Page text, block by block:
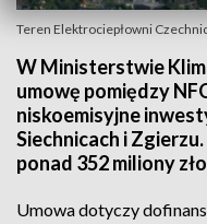
Teren Elektrociepłowni
W Ministerstwie
umowę pomiędzy
niskoemisyjne
Siechnicach i
ponad 352 miliony
Umowa dotyczy